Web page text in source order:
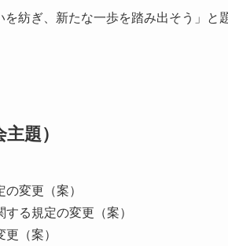
を紡ぎ、新たな一歩を踏み出そう」
題）
変更（案）
る規定の変更（案）
（案）